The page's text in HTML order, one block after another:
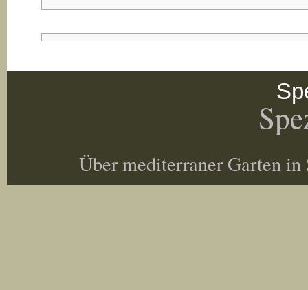
Über mediterraner Garten in